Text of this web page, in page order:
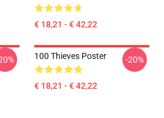
€ 18,21 - € 42,22
100 Thieves Poster
€ 18,21 - € 42,22
-20%